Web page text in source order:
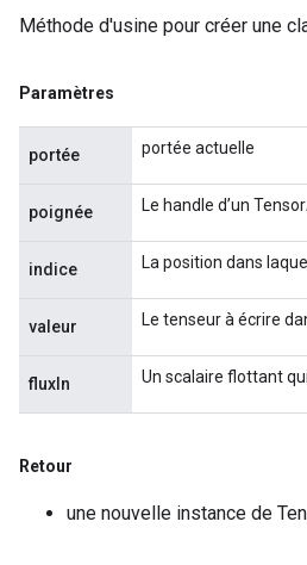
Méthode d'usine pour créer une
Paramètres
portée portée actuelle
poignée Le handle d’un
indice La position dans
valeur Le tenseur à écrire
fluxIn Un scalaire flottant
Retour
une nouvelle instance de